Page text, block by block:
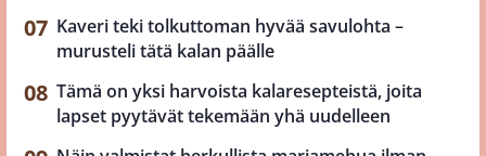
Kaveri teki tolkuttoman hyvää savulohta –
murusteli tätä kalan päälle
Tämä on yksi harvoista kalaresepteistä, joita
lapset pyytävät tekemään yhä uudelleen